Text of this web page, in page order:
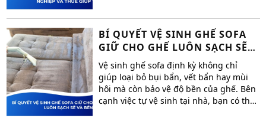
sẽ, nhưng chúng có những khác biệt rõ
rệt về quy mô, chất lượng dịch vụ, và
chi phí. Bài viết này sẽ phân tích sự
khác biệt giữa dịch vụ vệ sinh công
nghiệp và thuê giúp việc, giúp bạn dễ
dàng đưa ra lựa chọn phù hợp.
BÍ QUYẾT VỆ SINH GHẾ SOFA
GIỮ CHO GHẾ LUÔN SẠCH SẼ
VÀ BỀN ĐẸP
Vệ sinh ghế sofa định kỳ không chỉ
giúp loại bỏ bụi bẩn, vết bẩn hay mùi
hôi mà còn bảo vệ độ bền của ghế. Bên
cạnh việc tự vệ sinh tại nhà, bạn có thể